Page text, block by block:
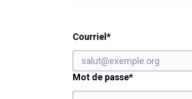
Courriel *Champ obligatoire
Mot de passe*Champ